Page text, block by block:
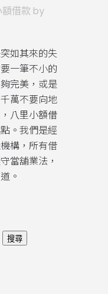
額借款 by
如其來的失
一筆不小的
完美，或是
萬不要向地
八里小額借
。我們是經
構，所有借
當舖業法，
。
搜尋